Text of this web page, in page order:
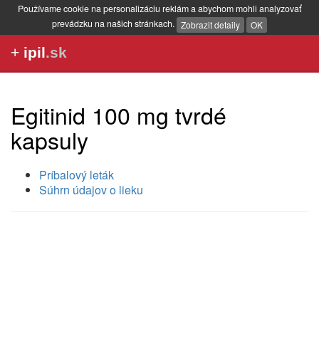
Používame cookie na personalizáciu reklám a abychom mohli analyzovať
prevádzku na našich stránkach. Zobrazit detaily OK
+ ipil.sk
Egitinid 100 mg tvrdé
kapsuly
Príbalový leták
Súhrn údajov o lieku